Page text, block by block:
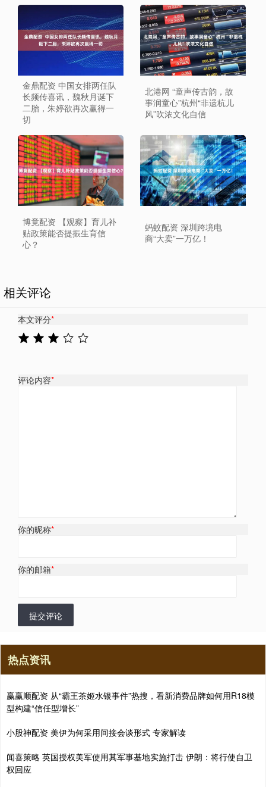
金鼎配资 中国女排两任队
长频传喜讯，魏秋月诞下
二胎，朱婷欲再次赢得一
切
北港网 “童声传古韵，故
事润童心”杭州“非遗杭儿
风”吹浓文化自信
博竟配资 【观察】育儿补
贴政策能否提振生育信
心？
蚂蚊配资 深圳跨境电
商“大卖”一万亿！
相关评论
本文评分*
评论内容*
你的昵称*
你的邮箱*
提交评论
热点资讯
赢赢顺配资 从“霸王茶姬水银事件”热搜，看新消费品牌如何用R18模
型构建“信任型增长”
小股神配资 美伊为何采用间接会谈形式 专家解读
闻喜策略 英国授权美军使用其军事基地实施打击 伊朗：将行使自卫
权回应